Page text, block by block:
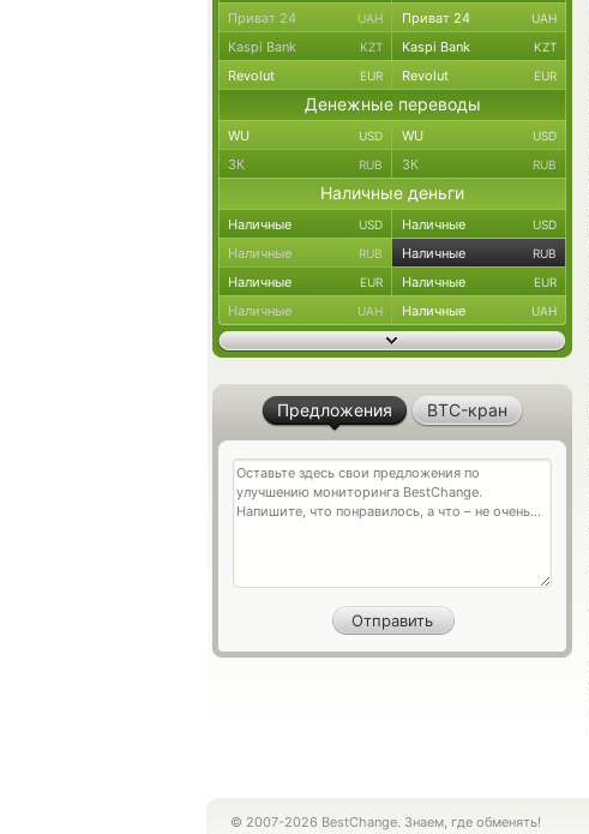
Приват 24 UAH Приват 24 UAH
Kaspi Bank KZT Kaspi Bank KZT
Revolut EUR Revolut EUR
Денежные переводы
WU USD WU USD
ЗК RUB ЗК RUB
Наличные деньги
Наличные USD Наличные USD
Наличные RUB Наличные RUB
Наличные EUR Наличные EUR
Наличные UAH Наличные UAH
Предложения BTC-кран
© 2007-2026 BestChange. Знаем, где обменять!